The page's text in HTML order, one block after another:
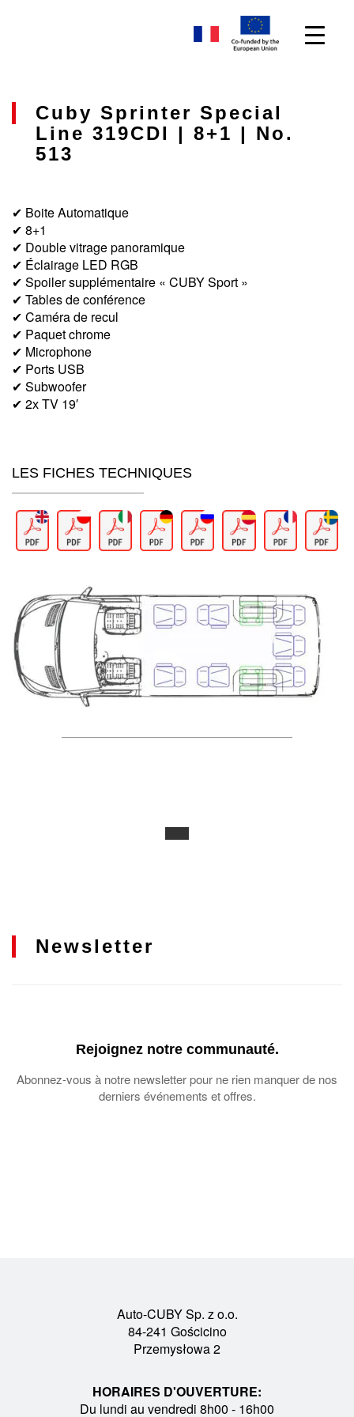
Cuby Sprinter Special
Line 319CDI | 8+1 | No.
513
✔ Boite Automatique
✔ 8+1
✔ Double vitrage panoramique
✔ Éclairage LED RGB
✔ Spoiler supplémentaire « CUBY Sport »
✔ Tables de conférence
✔ Caméra de recul
✔ Paquet chrome
✔ Microphone
✔ Ports USB
✔ Subwoofer
✔ 2х TV 19′
LES FICHES TECHNIQUES
Newsletter
Rejoignez notre communauté.
Abonnez-vous à notre newsletter pour ne rien manquer de nos
derniers événements et offres.
Auto-CUBY Sp. z o.o.
84-241 Gościcino
Przemysłowa 2
HORAIRES D'OUVERTURE:
Du lundi au vendredi 8h00 - 16h00